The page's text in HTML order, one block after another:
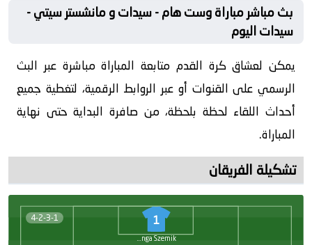
بث مباشر مباراة وست هام - سيدات و مانشستر سيتي -
سيدات اليوم
يمكن لعشاق كرة القدم متابعة المباراة مباشرة عبر البث
الرسمي على القنوات أو عبر الروابط الرقمية، لتغطية جميع
أحداث اللقاء لحظة بلحظة، من صافرة البداية حتى نهاية
المباراة.
تشكيلة الفريقان
4-2-3-1 1
Kinga Szemik